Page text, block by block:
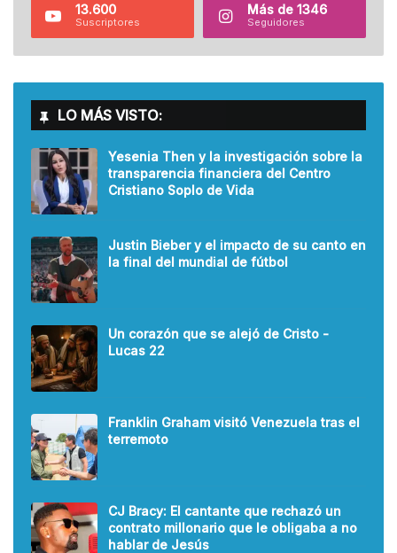
13.600
Suscriptores
Más de 1346
Seguidores
LO MÁS VISTO:
Yesenia Then y la investigación sobre la
transparencia financiera del Centro
Cristiano Soplo de Vida
Justin Bieber y el impacto de su canto en
la final del mundial de fútbol
Un corazón que se alejó de Cristo -
Lucas 22
Franklin Graham visitó Venezuela tras el
terremoto
CJ Bracy: El cantante que rechazó un
contrato millonario que le obligaba a no
hablar de Jesús